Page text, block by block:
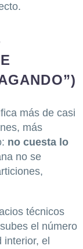
más de casi
más
no cuesta lo
no se
técnicos
el número
el